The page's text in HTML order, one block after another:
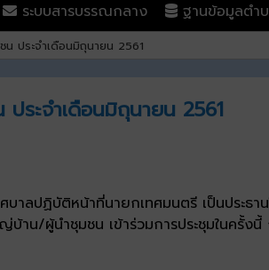
ระบบสารบรรณกลาง
ฐานข้อมูลตำบ
น ประจำเดือนมิถุนายน 2561
ประจำเดือนมิถุนายน 2561
ลปฏิบัติหน้าที่นายกเทศมนตรี เป็นประธา
าน/ผู้นำชุมชน เข้าร่วมการประชุมในครั้ง